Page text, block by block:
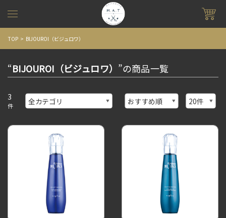
TOP BIJOUROI（ビジュロワ）
“BIJOUROI（ビジュロワ） ”の商品一覧
3
件